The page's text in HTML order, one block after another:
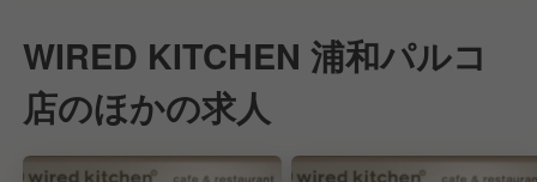
WIRED KITCHEN 浦和パルコ
店のほかの求人